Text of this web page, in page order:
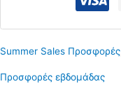
καλώδιο
μαύρο
ποσότητα
Summer Sales Προσφορές
Προσφορές εβδομάδας